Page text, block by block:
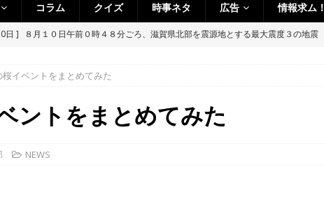
コラム クイズ 時事ネタ 広告 情報求ム！
日 ]
８月１０日午前０時４８分ごろ、滋賀県北部を震源地とする最大震度３の地震
]
アウトドアをいろんな角度から楽しめる「ウッドデザインパーク京都-彩-」へ！
テージに宿泊してきました！【京都府京田辺市】
時事ネタ
]
８月８日、宇治橋通り商店街の「クラフトビール夜市」、茶づなでの盆踊りな
治も盛り上がってました～！【京都府宇治市】
【八幡市】
桜イベントをまとめてみた
ントをまとめてみた
NEWS